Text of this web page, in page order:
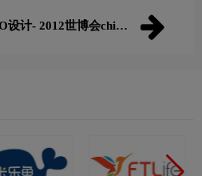
设计- 2012世博会china